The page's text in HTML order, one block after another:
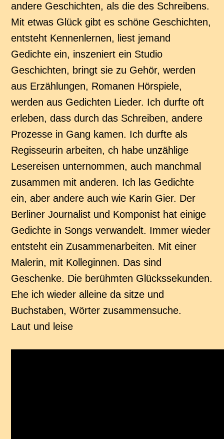
andere Geschichten, als die des Schreibens.
Mit etwas Glück gibt es schöne Geschichten,
entsteht Kennenlernen, liest jemand
Gedichte ein, inszeniert ein Studio
Geschichten, bringt sie zu Gehör, werden
aus Erzählungen, Romanen Hörspiele,
werden aus Gedichten Lieder. Ich durfte oft
erleben, dass durch das Schreiben, andere
Prozesse in Gang kamen. Ich durfte als
Regisseurin arbeiten, ch habe unzählige
Lesereisen unternommen, auch manchmal
zusammen mit anderen. Ich las Gedichte
ein, aber andere auch wie Karin Gier. Der
Berliner Journalist und Komponist hat einige
Gedichte in Songs verwandelt. Immer wieder
entsteht ein Zusammenarbeiten. Mit einer
Malerin, mit Kolleginnen. Das sind
Geschenke. Die berühmten Glückssekunden.
Ehe ich wieder alleine da sitze und
Buchstaben, Wörter zusammensuche.
Laut und leise